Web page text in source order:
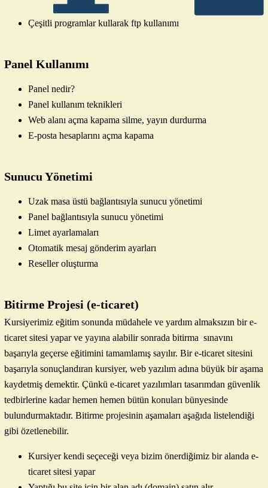
Çeşitli programlar kullarak ftp kullanımı
Panel Kullanımı
Panel nedir?
Panel kullanım teknikleri
Web alanı açma kapama silme, yayın durdurma
E-posta hesaplarını açma kapama
Sunucu Yönetimi
Uzak masa üstü bağlantısıyla sunucu yönetimi
Panel bağlantısıyla sunucu yönetimi
Limet ayarlamaları
Otomatik mesaj gönderim ayarları
Reseller oluşturma
Bitirme Projesi (e-ticaret)
Kursiyerimiz eğitim sonunda müdahele ve yardım almaksızın bir e-
ticaret sitesi yapar ve yayına alabilir sonrada bitirma sınavını
başarıyla geçerse eğitimini tamamlamış sayılır. Bir e-ticaret sitesini
başarıyla sonuçlandıran kursiyer, web yazılım adına büyük bir aşama
kaydetmiş demektir. Çünkü e-ticaret yazılımları tasarımdan güvenlik
tedbirlerine kadar hemen hemen bütün konuları bünyesinde
bulundurmaktadır. Bitirme projesinin aşamaları aşağıda listelendiği
gibi özetlenebilir.
Kursiyer kendi seçeceği veya bizim önerdiğimiz bir alanda e-
ticaret sitesi yapar